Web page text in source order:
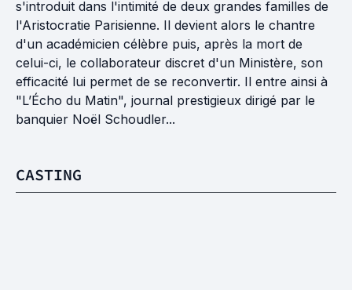
s'introduit dans l'intimité de deux grandes familles de
l'Aristocratie Parisienne. Il devient alors le chantre
d'un académicien célèbre puis, après la mort de
celui-ci, le collaborateur discret d'un Ministère, son
efficacité lui permet de se reconvertir. Il entre ainsi à
"L’Écho du Matin", journal prestigieux dirigé par le
banquier Noël Schoudler...
CASTING